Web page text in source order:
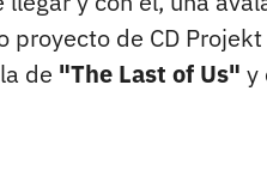
proyecto de CD
de "The Last of Us" y